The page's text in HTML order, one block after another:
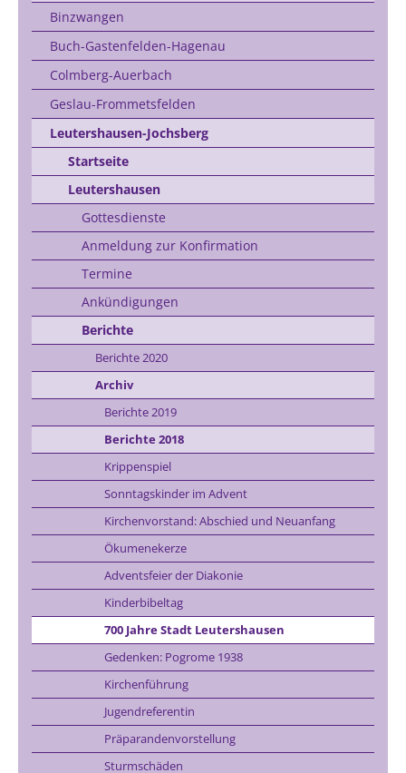
Binzwangen
Buch-Gastenfelden-Hagenau
Colmberg-Auerbach
Geslau-Frommetsfelden
Leutershausen-Jochsberg
Startseite
Leutershausen
Gottesdienste
Anmeldung zur Konfirmation
Termine
Ankündigungen
Berichte
Berichte 2020
Archiv
Berichte 2019
Berichte 2018
Krippenspiel
Sonntagskinder im Advent
Kirchenvorstand: Abschied und Neuanfang
Ökumenekerze
Adventsfeier der Diakonie
Kinderbibeltag
700 Jahre Stadt Leutershausen
Gedenken: Pogrome 1938
Kirchenführung
Jugendreferentin
Präparandenvorstellung
Sturmschäden